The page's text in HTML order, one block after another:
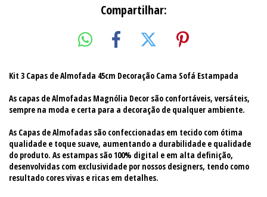
Compartilhar:
Kit 3 Capas de Almofada 45cm Decoração Cama Sofá Estampada
As capas de Almofadas Magnólia Decor são confortáveis, versáteis,
sempre na moda e certa para a decoração de qualquer ambiente.
As Capas de Almofadas são confeccionadas em tecido com ótima
qualidade e toque suave, aumentando a durabilidade e qualidade
do produto. As estampas são 100% digital e em alta definição,
desenvolvidas com exclusividade por nossos designers, tendo como
resultado cores vivas e ricas em detalhes.